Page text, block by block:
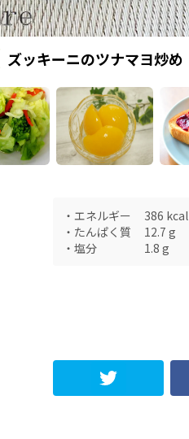
ズッキーニのツナマヨ炒め
・ エネルギー 386 kcal
・ たんぱく質 12.7 g
・ 塩分 1.8 g